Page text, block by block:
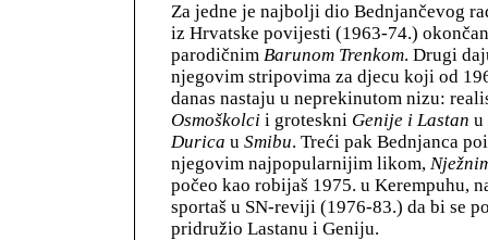
Za jedne je najbolji dio Bednjančevog
iz Hrvatske povijesti (1963-74.)
parodičnim Barunom Trenkom. Drugi
njegovim stripovima za djecu koji od
danas nastaju u neprekinutom nizu:
Osmoškolci i groteskni Genije i Lastan u
Durica u Smibu. Treći pak Bednjanca
njegovim najpopularnijim likom,
počeo kao robijaš 1975. u Kerempuhu,
sportaš u SN-reviji (1976-83.) da bi se
pridružio Lastanu i Geniju.